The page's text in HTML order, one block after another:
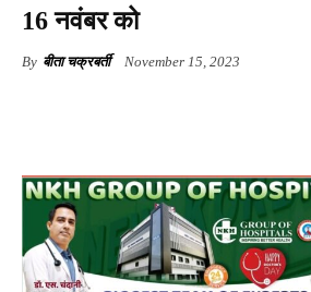
16 नवंबर को
By बीता चक्रबर्ती November 15, 2023